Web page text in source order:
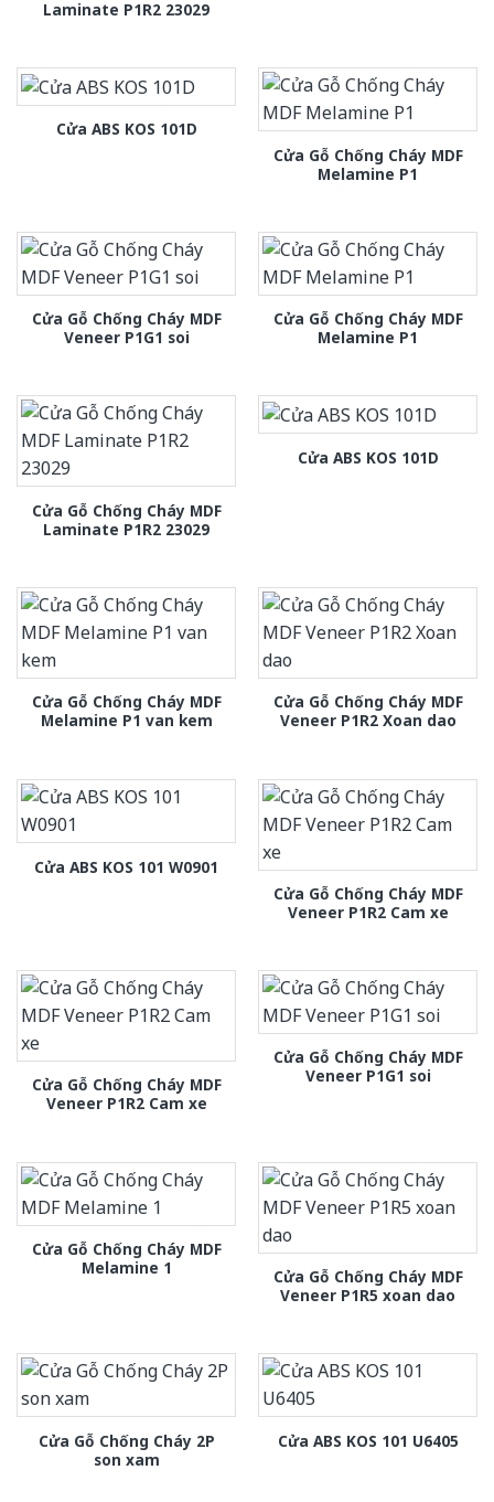
Laminate P1R2 23029
Cửa ABS KOS 101D
Cửa Gỗ Chống Cháy MDF
Melamine P1
Cửa Gỗ Chống Cháy MDF
Veneer P1G1 soi
Cửa Gỗ Chống Cháy MDF
Melamine P1
Cửa Gỗ Chống Cháy MDF
Laminate P1R2 23029
Cửa ABS KOS 101D
Cửa Gỗ Chống Cháy MDF
Melamine P1 van kem
Cửa Gỗ Chống Cháy MDF
Veneer P1R2 Xoan dao
Cửa ABS KOS 101 W0901
Cửa Gỗ Chống Cháy MDF
Veneer P1R2 Cam xe
Cửa Gỗ Chống Cháy MDF
Veneer P1R2 Cam xe
Cửa Gỗ Chống Cháy MDF
Veneer P1G1 soi
Cửa Gỗ Chống Cháy MDF
Melamine 1
Cửa Gỗ Chống Cháy MDF
Veneer P1R5 xoan dao
Cửa Gỗ Chống Cháy 2P
son xam
Cửa ABS KOS 101 U6405